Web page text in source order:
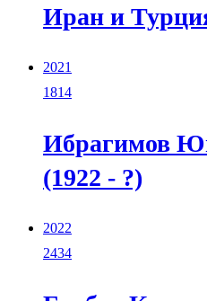
Иран и
2021
1814
Ибрагимов
(1922 - ?)
2022
2434